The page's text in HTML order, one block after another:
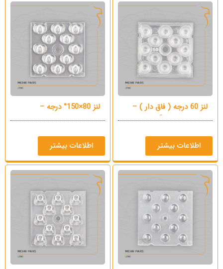
لنز 60 درجه ( فاق دار ) –
پروژکتوری و کارگاهی
اطلاعات بیشتر
لنز 80×150° درجه –
خیابانی
اطلاعات بیشتر